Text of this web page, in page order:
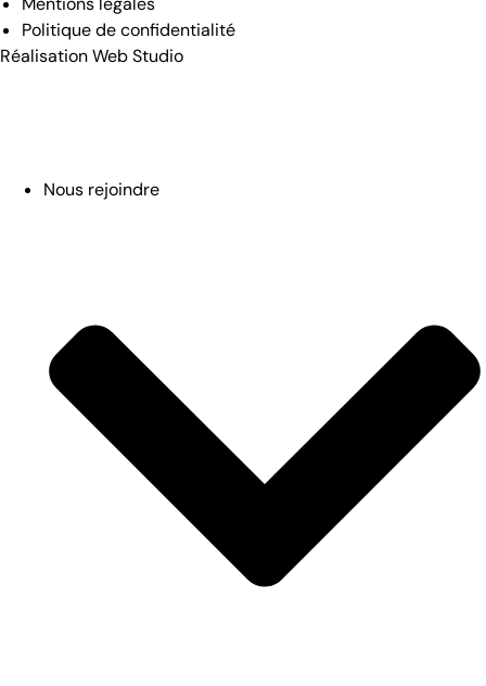
Politique de confidentialité
RéalisationWeb Studio
Nous rejoindre